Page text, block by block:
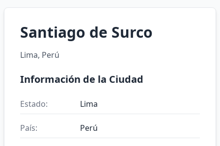
Santiago de Surco
Lima, Perú
Información de la Ciudad
Estado: Lima
País: Perú